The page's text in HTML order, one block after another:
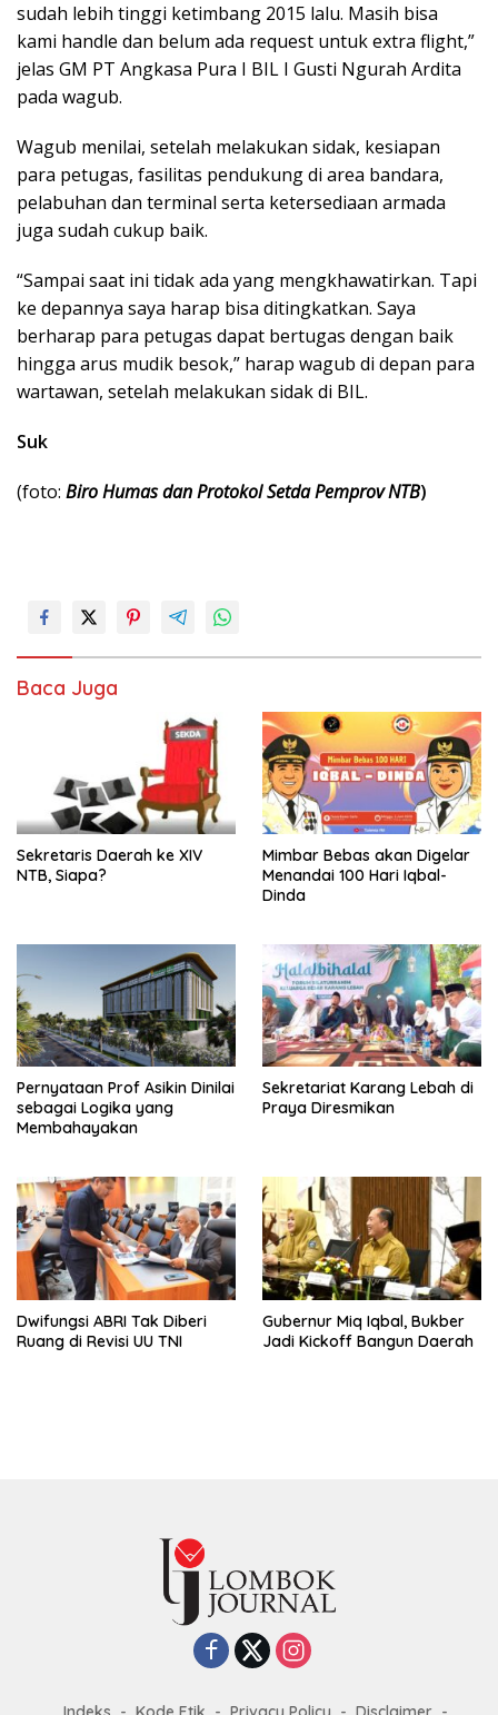
sudah lebih tinggi ketimbang 2015 lalu. Masih bisa
kami handle dan belum ada request untuk extra flight,”
jelas GM PT Angkasa Pura I BIL I Gusti Ngurah Ardita
pada wagub.
Wagub menilai, setelah melakukan sidak, kesiapan
para petugas, fasilitas pendukung di area bandara,
pelabuhan dan terminal serta ketersediaan armada
juga sudah cukup baik.
“Sampai saat ini tidak ada yang mengkhawatirkan. Tapi
ke depannya saya harap bisa ditingkatkan. Saya
berharap para petugas dapat bertugas dengan baik
hingga arus mudik besok,” harap wagub di depan para
wartawan, setelah melakukan sidak di BIL.
Suk
(foto: Biro Humas dan Protokol Setda Pemprov NTB)
Baca Juga
Sekretaris Daerah ke XIV
NTB, Siapa?
Mimbar Bebas akan Digelar
Menandai 100 Hari Iqbal-
Dinda
Pernyataan Prof Asikin Dinilai
sebagai Logika yang
Membahayakan
Sekretariat Karang Lebah di
Praya Diresmikan
Dwifungsi ABRI Tak Diberi
Ruang di Revisi UU TNI
Gubernur Miq Iqbal, Bukber
Jadi Kickoff Bangun Daerah